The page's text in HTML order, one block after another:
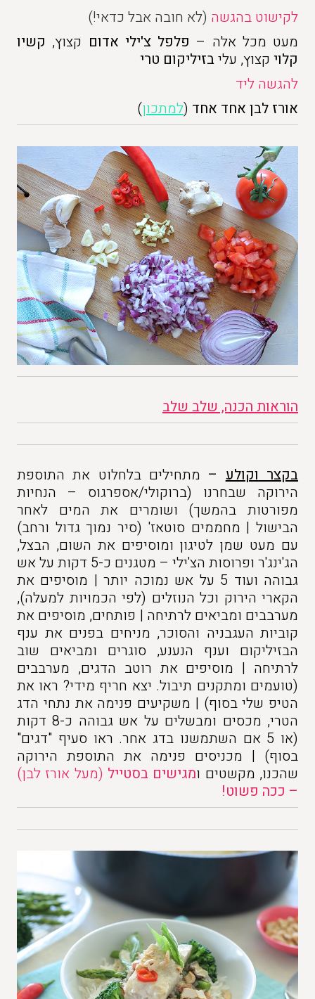
לקישוט בהגשה (לא חובה אבל כדאי!)
מעט מכל אלה – פלפל צ'ילי אדום קצוץ, קשיו
קלוי קצוץ, עליבזיליקום טרי
להגשה ליד
אורז לבן אחד אחד (למתכון)
הוראות הכנה, שלב שלב
בקצר וקולע – מתחילים בלחלוט את התוספת
הירוקה שבחרנו (ברוקולי/אספרגוס – הנחיות
מפורטות בהמשך) ושומרים את המים לאחר
הבישול | מחממים סוטאז' (סיר נמוך גדול ורחב)
עם מעט שמן לטיגון ומוסיפים את השום, הבצל,
הג'ינג'ר ופרוסות הצ'ילי – מטגנים כ-5 דקות על אש
גבוהה ועוד 5 על אש נמוכה יותר | מוסיפים את
הקארי הירוק וכל הנוזלים (לפי הכמויות למעלה),
מערבבים ומביאים לרתיחה | פותחים, מוסיפים את
קוביות העגבניה והסוכר, מניחים בפנים את ענף
הבזיליקום וענף הנענע, סוגרים ומביאים שוב
לרתיחה | מוסיפים את רוטב הדגים, מערבבים
(טועמים ומתקנים תיבול. יצא חריף מידי? ראו את
הטיפ שלי בסוף) | משקיעים פנימה את נתחי הדג
הטרי, מכסים ומבשלים על אש גבוהה כ-8 דקות
(או 5 אם השתמשנו בדג אחר. ראו סעיף "דגים"
בסוף) | מכניסים פנימה את התוספת הירוקה
שהכנו, מקשטים ומגישים בסטייל (מעל אורז לבן)
– ככה פשוט!